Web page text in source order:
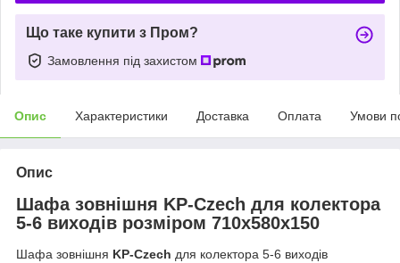
Що таке купити з Пром?
Замовлення під захистом
Опис Характеристики Доставка Оплата Умови
Опис
Шафа зовнішня KP-Czech для колектора
5-6 виходів розміром 710x580x150
Шафа зовнішня KP-Czech для колектора 5-6 виходів